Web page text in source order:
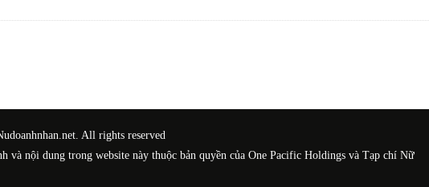
All rights reserved
và nội dung trong website này thuộc bản quyền của One Pacific Holdings và Tạp chí Nữ